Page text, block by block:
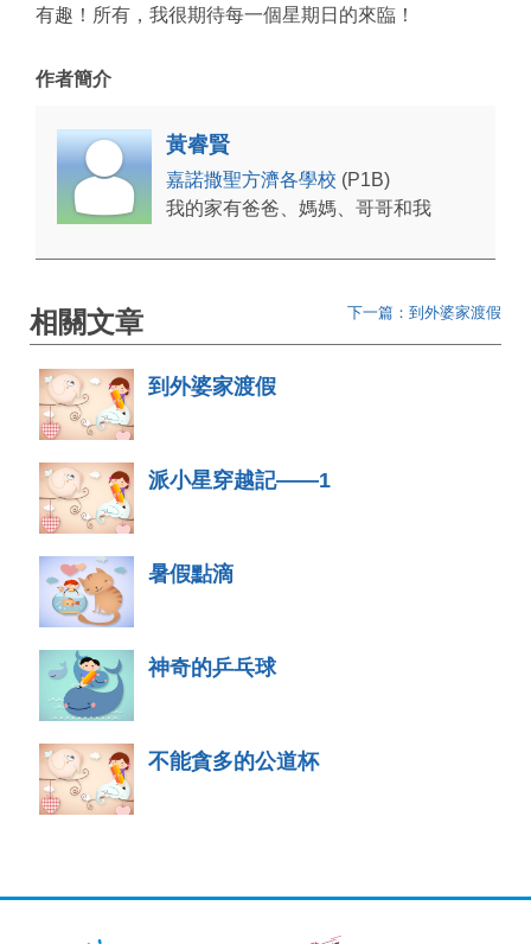
有趣！所有，我很期待每一個星期日的來臨！
作者簡介
黃睿賢
嘉諾撒聖方濟各學校 (P1B)
我的家有爸爸、媽媽、哥哥和我
下一篇：到外婆家渡假
相關文章
到外婆家渡假
派小星穿越記——1
暑假點滴
神奇的乒乓球
不能貪多的公道杯